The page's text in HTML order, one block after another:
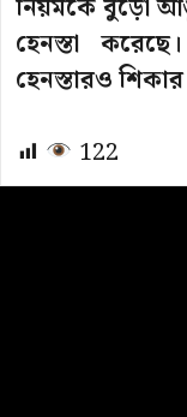
নিয়মকে বুড়ো
হেনস্তা
হেনস্তারও
122